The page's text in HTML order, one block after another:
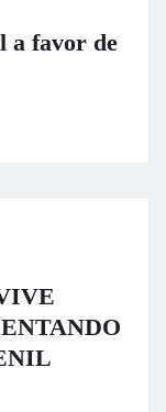
a favor de